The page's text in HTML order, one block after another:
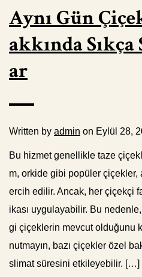
Aynı Gün
akkında
ar
Written by admin on Eylül 28,
Bu hizmet genellikle taze
m, orkide gibi popüler çiçekler,
ercih edilir. Ancak, her çiçekçi
ikası uygulayabilir. Bu
gi çiçeklerin mevcut olduğunu
nutmayın, bazı çiçekler özel
slimat süresini etkileyebilir. […]